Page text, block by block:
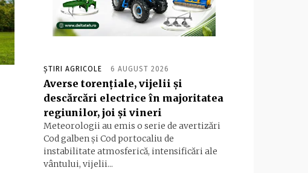
ȘTIRI AGRICOLE 6 AUGUST 2026
Averse torențiale, vijelii și
descărcări electrice în majoritatea
regiunilor, joi și vineri
Meteorologii au emis o serie de avertizări
Cod galben și Cod portocaliu de
instabilitate atmosferică, intensificări ale
vântului, vijelii...